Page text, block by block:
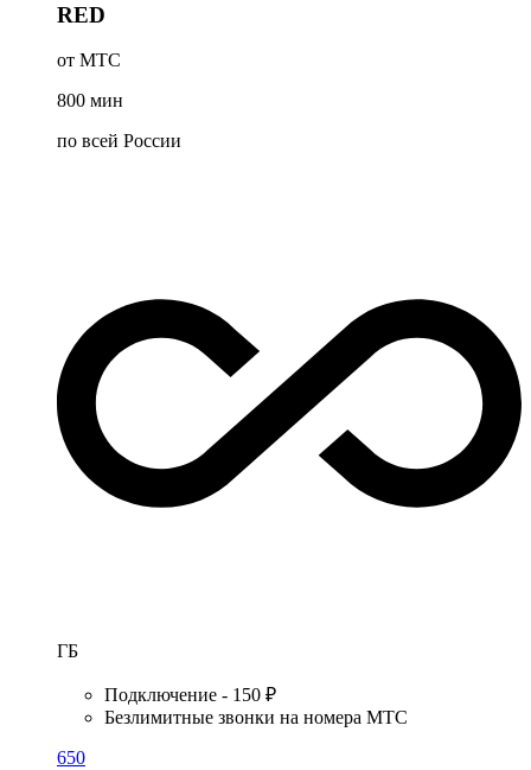
RED
от МТС
800 мин
по всей России
ГБ
Подключение - 150 ₽
Безлимитные звонки на номера МТС
650